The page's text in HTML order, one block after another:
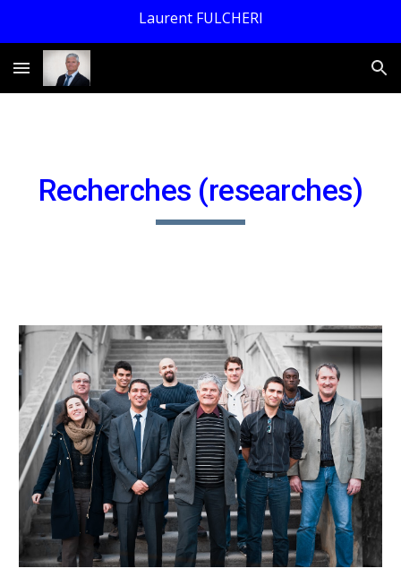
Laurent FULCHERI
Recherches (researches)